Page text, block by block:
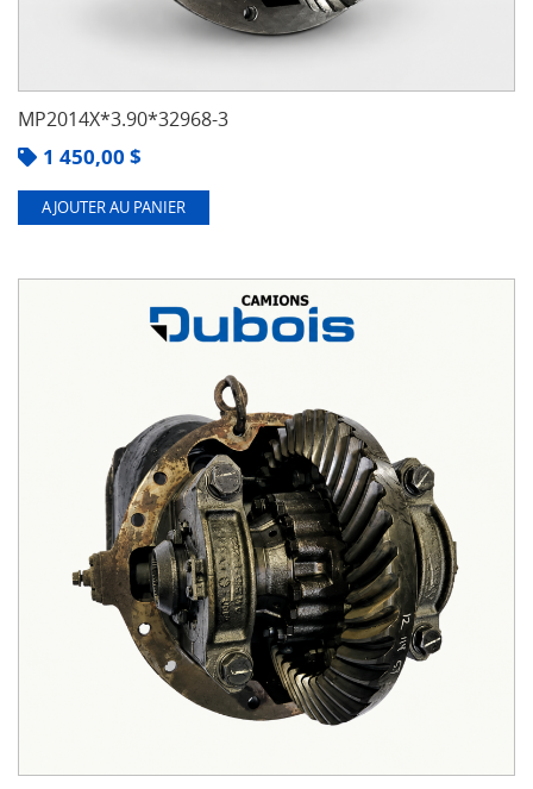
MP2014X*3.90*32968-3
1 450,00 $
AJOUTER AU PANIER